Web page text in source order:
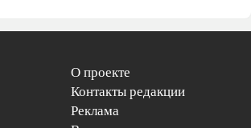
О проекте
Контакты редакции
Реклама